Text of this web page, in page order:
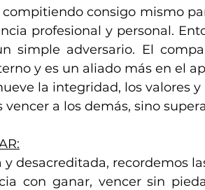
consigo mismo
profesional y personal.
simple adversario. El
y es un aliado más en el
la integridad, los valores y
vencer a los demás, sino
y desacreditada, recordemos
con ganar, vencer sin